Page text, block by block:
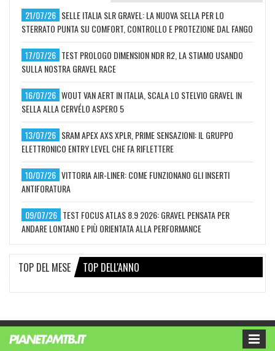
21/07/26 SELLE ITALIA SLR GRAVEL: LA NUOVA SELLA PER LO
STERRATO PUNTA SU COMFORT, CONTROLLO E PROTEZIONE DAL FANGO
17/07/26 TEST PROLOGO DIMENSION NDR R2, LA STIAMO USANDO
SULLA NOSTRA GRAVEL RACE
16/07/26 WOUT VAN AERT IN ITALIA, SCALA LO STELVIO GRAVEL IN
SELLA ALLA CERVÉLO ASPERO 5
13/07/26 SRAM APEX AXS XPLR, PRIME SENSAZIONI: IL GRUPPO
ELETTRONICO ENTRY LEVEL CHE FA RIFLETTERE
10/07/26 VITTORIA AIR-LINER: COME FUNZIONANO GLI INSERTI
ANTIFORATURA
09/07/26 TEST FOCUS ATLAS 8.9 2026: GRAVEL PENSATA PER
ANDARE LONTANO E PIÙ ORIENTATA ALLA PERFORMANCE
TOP DEL MESE TOP DELL'ANNO